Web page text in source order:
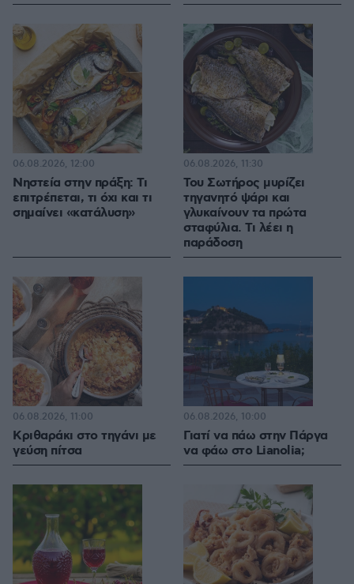
Νηστεία στην πράξη: Τι
επιτρέπεται, τι όχι και τι
σημαίνει «κατάλυση»
06.08.2026, 12:00
Του Σωτήρος μυρίζει
τηγανητό ψάρι και
γλυκαίνουν τα πρώτα
σταφύλια. Τι λέει η
παράδοση
06.08.2026, 11:30
Κριθαράκι στο τηγάνι με
γεύση πίτσα
06.08.2026, 11:00
Γιατί να πάω στην Πάργα
να φάω στο Lianolia;
06.08.2026, 10:00